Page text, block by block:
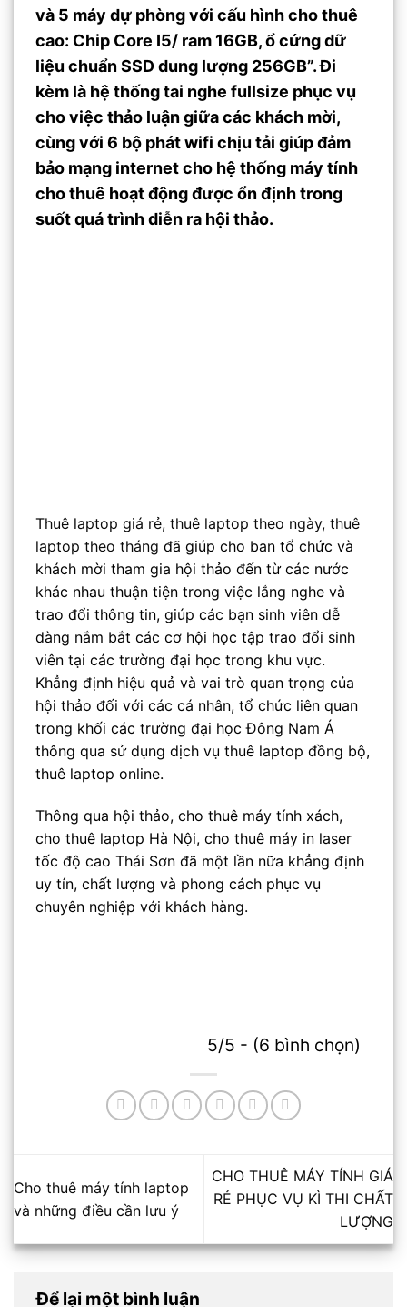
và 5 máy dự phòng với cấu hình cho thuê
cao: Chip Core I5/ ram 16GB, ổ cứng dữ
liệu chuẩn SSD dung lượng 256GB”. Đi
kèm là hệ thống tai nghe fullsize phục vụ
cho việc thảo luận giữa các khách mời,
cùng với 6 bộ phát wifi chịu tải giúp đảm
bảo mạng internet cho hệ thống máy tính
cho thuê hoạt động được ổn định trong
suốt quá trình diễn ra hội thảo.
Thuê laptop giá rẻ, thuê laptop theo ngày, thuê
laptop theo tháng đã giúp cho ban tổ chức và
khách mời tham gia hội thảo đến từ các nước
khác nhau thuận tiện trong việc lắng nghe và
trao đổi thông tin, giúp các bạn sinh viên dễ
dàng nắm bắt các cơ hội học tập trao đổi sinh
viên tại các trường đại học trong khu vực.
Khẳng định hiệu quả và vai trò quan trọng của
hội thảo đối với các cá nhân, tổ chức liên quan
trong khối các trường đại học Đông Nam Á
thông qua sử dụng dịch vụ thuê laptop đồng bộ,
thuê laptop online.
Thông qua hội thảo, cho thuê máy tính xách,
cho thuê laptop Hà Nội, cho thuê máy in laser
tốc độ cao Thái Sơn đã một lần nữa khẳng định
uy tín, chất lượng và phong cách phục vụ
chuyên nghiệp với khách hàng.
5/5 - (6 bình chọn)
Cho thuê máy tính laptop
và những điều cần lưu ý
CHO THUÊ MÁY TÍNH GIÁ
RẺ PHỤC VỤ KÌ THI CHẤT
LƯỢNG
Để lại một bình luận